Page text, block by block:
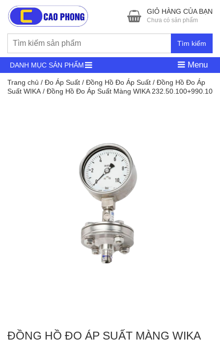
Tìm kiếm
GIỎ HÀNG CỦA BẠN
Chưa có sản phẩm
DANH MỤC SẢN PHẨM Menu
Trang chủ / Đo Áp Suất / Đồng Hồ Đo Áp Suất / Đồng Hồ Đo Áp
Suất WIKA / Đồng Hồ Đo Áp Suất Màng WIKA 232.50.100+990.10
ĐỒNG HỒ ĐO ÁP SUẤT MÀNG WIKA